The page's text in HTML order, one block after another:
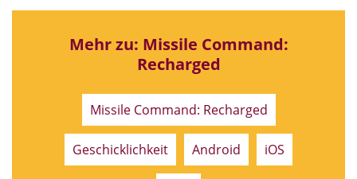
Mehr zu: Missile Command:
Recharged
Missile Command: Recharged
Geschicklichkeit Android iOS